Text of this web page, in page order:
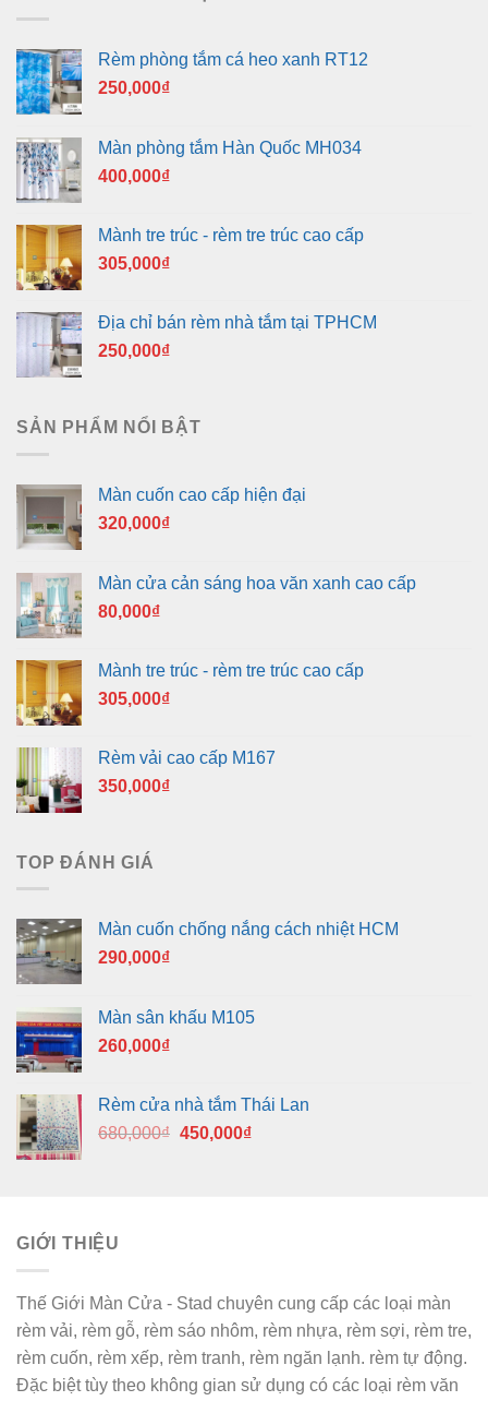
Rèm phòng tắm cá heo xanh RT12
250,000₫
Màn phòng tắm Hàn Quốc MH034
400,000₫
Mành tre trúc - rèm tre trúc cao cấp
305,000₫
Địa chỉ bán rèm nhà tắm tại TPHCM
250,000₫
SẢN PHẨM NỔI BẬT
Màn cuốn cao cấp hiện đại
320,000₫
Màn cửa cản sáng hoa văn xanh cao cấp
80,000₫
Mành tre trúc - rèm tre trúc cao cấp
305,000₫
Rèm vải cao cấp M167
350,000₫
TOP ĐÁNH GIÁ
Màn cuốn chống nắng cách nhiệt HCM
290,000₫
Màn sân khấu M105
260,000₫
Rèm cửa nhà tắm Thái Lan
680,000₫ Giá
450,000₫Giá
GIỚI THIỆU
Thế Giới Màn Cửa - Stad chuyên cung cấp các loại màn
rèm vải, rèm gỗ, rèm sáo nhôm, rèm nhựa, rèm sợi, rèm tre,
rèm cuốn, rèm xếp, rèm tranh, rèm ngăn lạnh. rèm tự động.
Đặc biệt tùy theo không gian sử dụng có các loại rèm văn